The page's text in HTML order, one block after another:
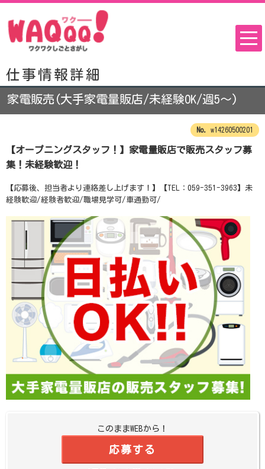
仕事情報詳細
家電販売(大手家電量販店/未経験OK/週5～)
w14260500201
【オープニングスタッフ！】家電量販店で販売スタッフ募
集！未経験歓迎！
【応募後、担当者より連絡差し上げます！】【TEL：059-351-3963】未
経験歓迎/経験者歓迎/職場見学可/車通勤可/
このままWEBから！
応募する